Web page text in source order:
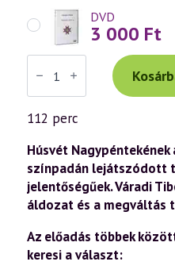
DVD
3 000 Ft
Váradi
Tibor
előadás
(1067)
—
Húsvét
–
A
megváltás
titkai
a
János-
fényében
(2026.04.03.)
mennyiség
112 perc
Húsvét
színpadán lejátszódott
jelentőségűek. Váradi
áldozat és a megváltás
Az előadás többek
keresi a választ: